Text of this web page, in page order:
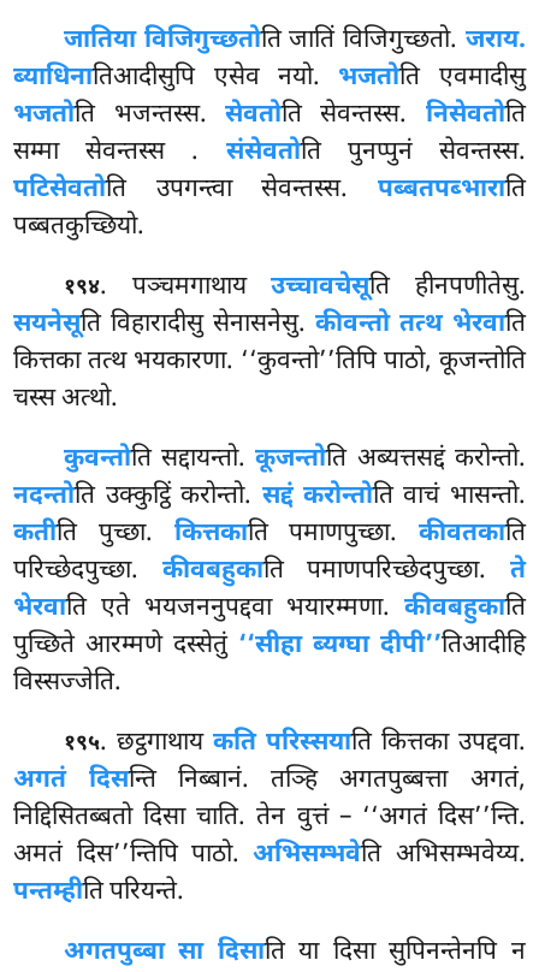
जातिया विजिगुच्छतोति जातिं विजिगुच्छतो. जराय.
ब्याधिनातिआदीसुपि एसेव नयो. भजतोति एवमादीसु
भजतोति भजन्तस्स. सेवतोति सेवन्तस्स. निसेवतोति
सम्मा सेवन्तस्स . संसेवतोति पुनप्पुनं सेवन्तस्स.
पटिसेवतोति उपगन्त्वा सेवन्तस्स. पब्बतपब्भाराति
पब्बतकुच्छियो.
१९४. पञ्चमगाथायउच्चावचेसूति हीनपणीतेसु.
सयनेसूति विहारादीसु सेनासनेसु. कीवन्तो तत्थ भेरवाति
कित्तका तत्थ भयकारणा. ‘‘कुवन्तो’’तिपि पाठो, कूजन्तोति
चस्स अत्थो.
कुवन्तोतिसद्दायन्तो.कूजन्तोति अब्यत्तसद्दं करोन्तो.
नदन्तोति उक्कुट्ठिं करोन्तो. सद्दं करोन्तोति वाचं भासन्तो.
कतीति पुच्छा. कित्तकाति पमाणपुच्छा. कीवतकाति
परिच्छेदपुच्छा. कीवबहुकाति पमाणपरिच्छेदपुच्छा. ते
भेरवाति एते भयजननुपद्दवा भयारम्मणा. कीवबहुकाति
पुच्छिते आरम्मणे दस्सेतुं ‘‘सीहा ब्यग्घा दीपी’’तिआदीहि
विस्सज्जेति.
१९५. छट्ठगाथाय कति परिस्सयाति कित्तका उपद्दवा.
अगतं दिसन्ति निब्बानं. तञ्हि अगतपुब्बत्ता अगतं,
निद्दिसितब्बतो दिसा चाति. तेन वुत्तं – ‘‘अगतं दिस’’न्ति.
अमतं दिस’’न्तिपि पाठो.अभिसम्भवेति अभिसम्भवेय्य.
पन्तम्हीति परियन्ते.
अगतपुब्बा सा दिसाति या दिसा सुपिनन्तेनपि न